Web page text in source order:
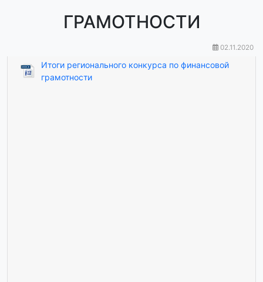
ГРАМОТНОСТИ
02.11.2020
Итоги регионального конкурса по финансовой
грамотности